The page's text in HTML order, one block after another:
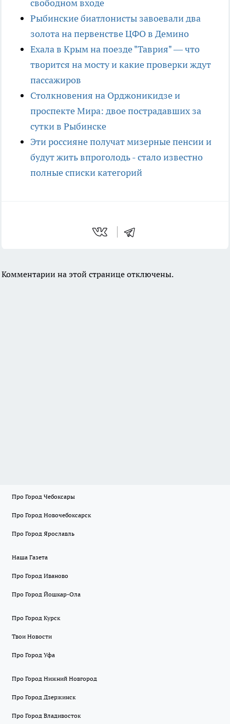
свободном входе
Рыбинские биатлонисты завоевали два
золота на первенстве ЦФО в Демино
Ехала в Крым на поезде "Таврия" — что
творится на мосту и какие проверки ждут
пассажиров
Столкновения на Орджоникидзе и
проспекте Мира: двое пострадавших за
сутки в Рыбинске
Эти россияне получат мизерные пенсии и
будут жить впроголодь - стало известно
полные списки категорий
Комментарии на этой странице отключены.
Про Город Чебоксары
Про Город Новочебоксарск
Про Город Ярославль
Наша Газета
Про Город Иваново
Про Город Йошкар-Ола
Про Город Курск
Твои Новости
Про Город Уфа
Про Город Нижний Новгород
Про Город Дзержинск
Про Город Владивосток